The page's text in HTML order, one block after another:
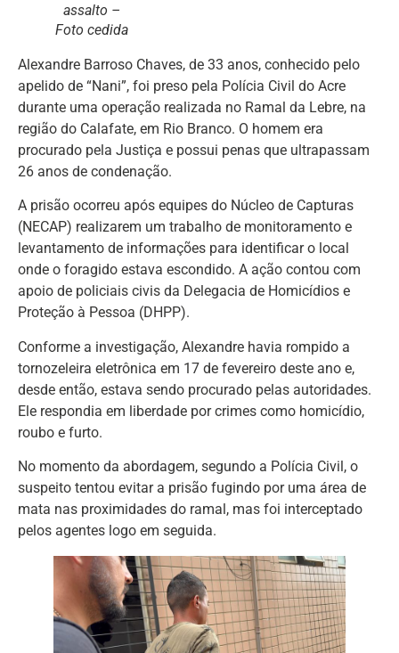
assalto –
Foto cedida
Alexandre Barroso Chaves, de 33 anos, conhecido pelo
apelido de “Nani”, foi preso pela Polícia Civil do Acre
durante uma operação realizada no Ramal da Lebre, na
região do Calafate, em Rio Branco. O homem era
procurado pela Justiça e possui penas que ultrapassam
26 anos de condenação.
A prisão ocorreu após equipes do Núcleo de Capturas
(NECAP) realizarem um trabalho de monitoramento e
levantamento de informações para identificar o local
onde o foragido estava escondido. A ação contou com
apoio de policiais civis da Delegacia de Homicídios e
Proteção à Pessoa (DHPP).
Conforme a investigação, Alexandre havia rompido a
tornozeleira eletrônica em 17 de fevereiro deste ano e,
desde então, estava sendo procurado pelas autoridades.
Ele respondia em liberdade por crimes como homicídio,
roubo e furto.
No momento da abordagem, segundo a Polícia Civil, o
suspeito tentou evitar a prisão fugindo por uma área de
mata nas proximidades do ramal, mas foi interceptado
pelos agentes logo em seguida.